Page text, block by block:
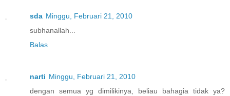
sda Minggu, Februari 21, 2010
subhanallah...
Balas
narti Minggu, Februari 21, 2010
dengan semua yg dimilikinya, beliau bahagia tidak ya?